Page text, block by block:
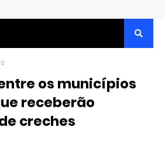
TRANSPARENTE E
os municípios
receberão
creches